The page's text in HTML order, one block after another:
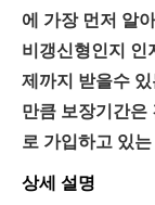
에 가장 먼저 알
비갱신형인지 인
제까지 받을수
만큼 보장기간은
로 가입하고 있
상세 설명